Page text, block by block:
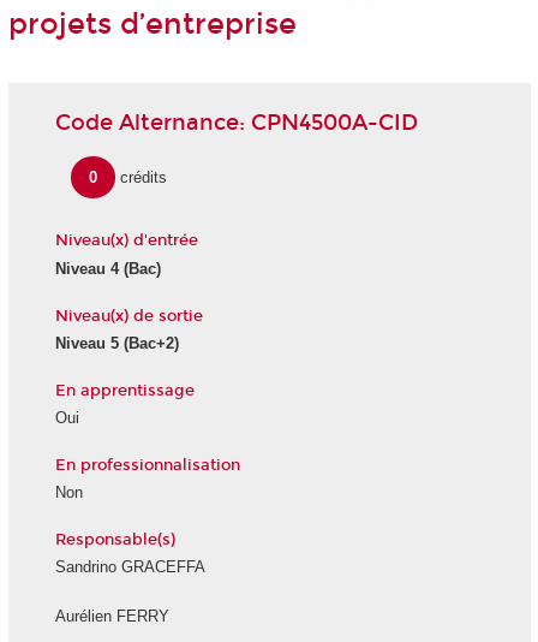
projets d’entreprise
Code Alternance: CPN4500A-CID
0 crédits
Niveau(x) d'entrée
Niveau 4 (Bac)
Niveau(x) de sortie
Niveau 5 (Bac+2)
En apprentissage
Oui
En professionnalisation
Non
Responsable(s)
Sandrino GRACEFFA
Aurélien FERRY